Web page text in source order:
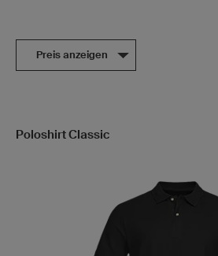
Preis anzeigen
Poloshirt Classic